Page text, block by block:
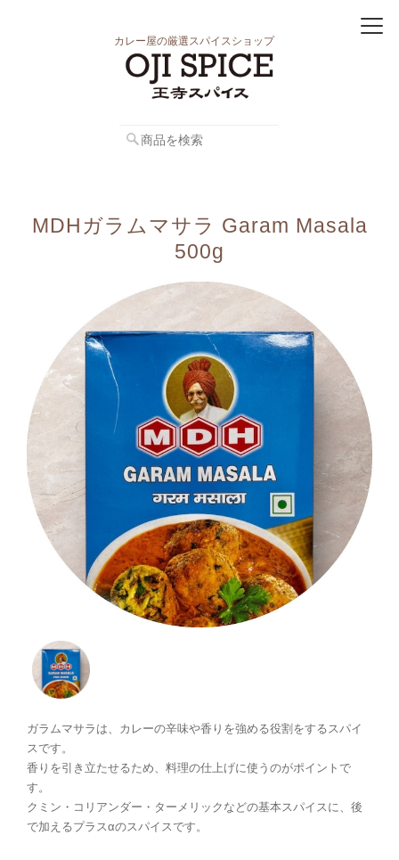
カレー屋の厳選スパイスショップ
MDHガラムマサラ Garam Masala
500g
ガラムマサラは、カレーの辛味や香りを強める役割をするスパイ
スです。
香りを引き立たせるため、料理の仕上げに使うのがポイントで
す。
クミン・コリアンダー・ターメリックなどの基本スパイスに、後
で加えるプラスαのスパイスです。